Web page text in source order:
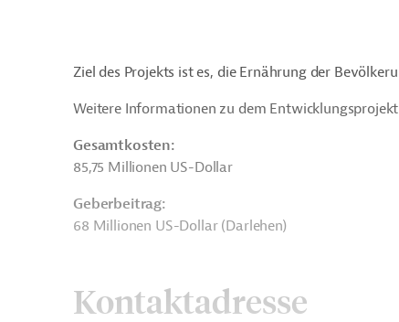
Ziel des Projekts ist es, die Ernährung der
Weitere Informationen zu dem
Gesamtkosten:
85,75 Millionen US-Dollar
Geberbeitrag:
68 Millionen US-Dollar (Darlehen)
Kontaktadresse